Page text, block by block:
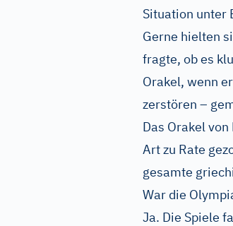
Situation unter
Gerne hielten
fragte, ob es
Orakel, wenn
zerstören –
Das Orakel
Art zu Rate
gesamte
War die
Ja. Die Spiele